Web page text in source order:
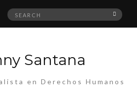
Search
for:
en Derechos Humanos